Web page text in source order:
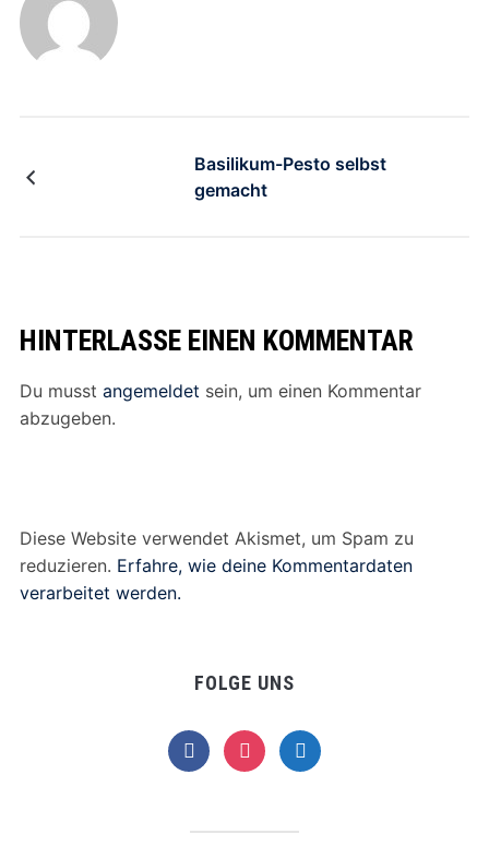
Basilikum-Pesto selbst
gemacht
HINTERLASSE EINEN KOMMENTAR
Du musst angemeldet sein, um einen Kommentar
abzugeben.
Diese Website verwendet Akismet, um Spam zu
reduzieren. Erfahre, wie deine Kommentardaten
verarbeitet werden.
FOLGE UNS
facebookinstagramtelegram